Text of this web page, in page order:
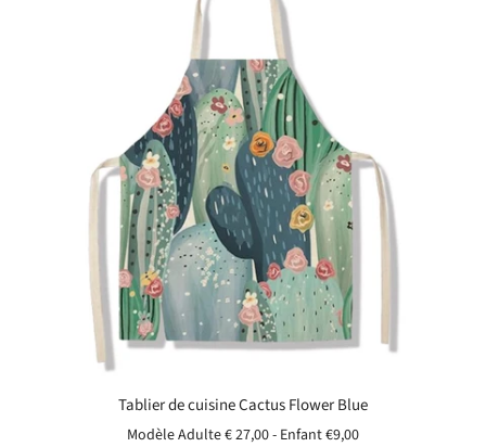
Tablier de cuisine Cactus Flower Blue
Modèle Adulte € 27,00 - Enfant€9,00